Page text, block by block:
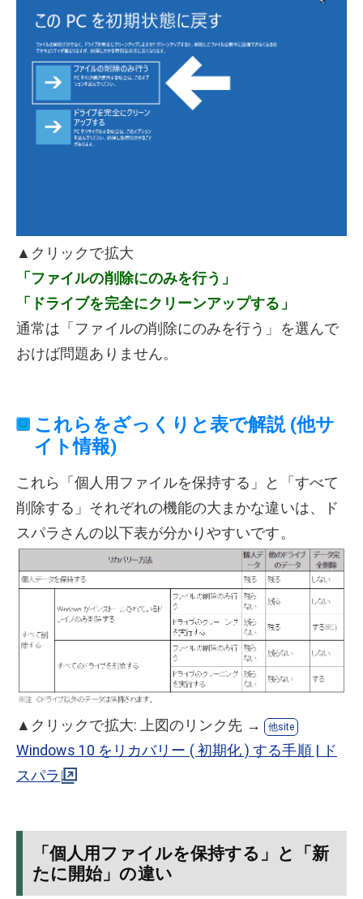
▲クリックで拡大
「ファイルの削除にのみを行う」
「ドライブを完全にクリーンアップする」
通常は「ファイルの削除にのみを行う」を選んで
おけば問題ありません。
これらをざっくりと表で解説 (他サ
イト情報)
これら「個人用ファイルを保持する」と「すべて
削除する」それぞれの機能の大まかな違いは、ド
スパラさんの以下表が分かりやすいです。
▲クリックで拡大: 上図のリンク先 →
Windows 10 をリカバリー ( 初期化 ) する手順 | ド
スパラ
「個人用ファイルを保持する」と「新
たに開始」の違い